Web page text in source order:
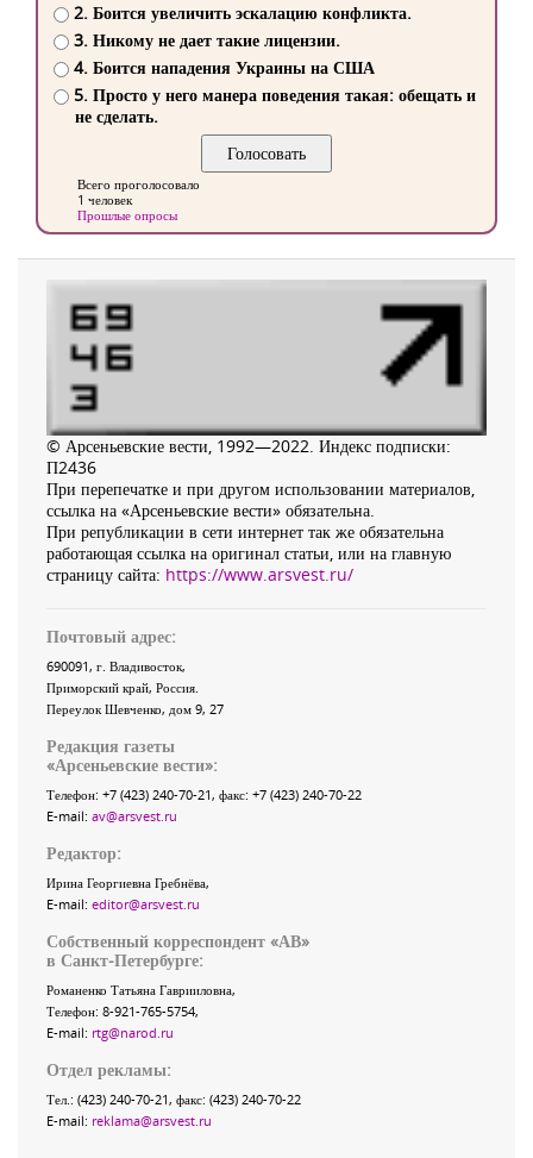
2. Боится увеличить эскалацию конфликта.
3. Никому не дает такие лицензии.
4. Боится нападения Украины на США
5. Просто у него манера поведения такая: обещать и
не сделать.
Всего проголосовало
1 человек
Прошлые опросы
© Арсеньевские вести, 1992—2022. Индекс подписки:
П2436
При перепечатке и при другом использовании материалов,
ссылка на «Арсеньевские вести» обязательна.
При републикации в сети интернет так же обязательна
работающая ссылка на оригинал статьи, или на главную
страницу сайта: https://www.arsvest.ru/
Почтовый адрес:
690091, г. Владивосток,
Приморский край, Россия
Переулок Шевченко, дом 9, 27
Редакция газеты
«Арсеньевские вести»:
Телефон: +7 (423) 240-70-21, факс: +7 (423) 240-70-22
E-mail: av@arsvest.ru
Редактор:
Ирина Георгиевна Гребнёва,
E-mail: editor@arsvest.ru
Собственный корреспондент «АВ»
в Санкт-Петербурге:
Романенко Татьяна Гаврииловна,
Телефон: 8-921-765-5754,
E-mail: rtg@narod.ru
Отдел рекламы:
Тел.: (423) 240-70-21, факс: (423) 240-70-22
E-mail: reklama@arsvest.ru